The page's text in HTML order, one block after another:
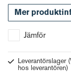
Mer
Jämför
Leverantörslager
hos leverantören)